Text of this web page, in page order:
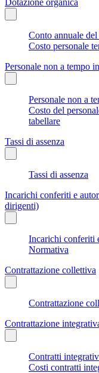
Conto annuale del
Costo personale
Personale non a tempo
Personale non a
Costo del
tabellare
Tassi di assenza
Tassi di assenza
Incarichi conferiti e
dirigenti)
Incarichi conferiti
Normativa
Contrattazione collettiva
Contrattazione
Contrattazione
Contratti
Costi contratti